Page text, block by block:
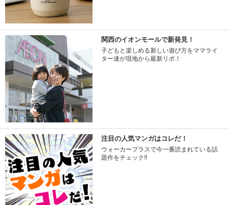
関西のイオンモールで新発見！
子どもと楽しめる新しい遊び方をママライ
ター達が現地から最新リポ！
注目の人気マンガはコレだ！
ウォーカープラスで今一番読まれている話
題作をチェック!!